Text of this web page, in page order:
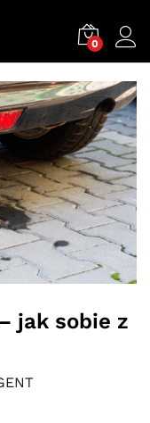
0
jak sobie z